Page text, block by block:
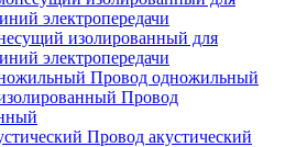
изолированный для
электропередачи
Провод одножильный
Провод
Провод акустический